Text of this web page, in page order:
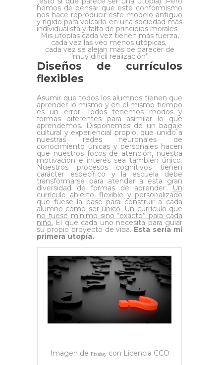
hemos de pensar que este conformismo
nos hace reproducir este modelo antiguo
y rígido para volcarlo en una sociedad más
individualista y falta de principios morales.
Mis utopías cada vez tienen más fuerza,
cada vez las veo menos utópicas,
cada vez se alejan más de parecer de
“muy difícil realización”
Diseños de currículos
flexibles
Asumir que todos los alumnos tienen que
aprender lo mismo y en el mismo tiempo
es un error. Todos tenemos modos y
formas diferentes para asimilar lo que
aprendemos. Disponemos de un bagaje
cultural y experiencial propio, que unido a
nuestras redes neuronales de
conocimiento únicas y personales hacen
que nuestros focos de atención, nuestra
motivación e interés sea también único.
Nuestros procesos cognitivos tienen
carácter específico y la escuela debe
transformarse para atender a esta gran
diversidad de formas de aprender. Un
currículo abierto, flexible y personalizado
que fuese la base para construir a cada
alumno como ser único. Un currículo que
no fuese mínimo sino “exacto” para cada
niño. El que cada uno necesita para guiar
su propio proyecto de vida. Esta sería mi
primera utopía.
Imagen de Pixabaycon Licencia CCO